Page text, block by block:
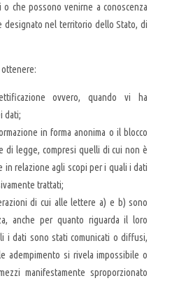
o che possono venirne a conoscenza
designato nel territorio dello Stato, di
ottenere:
ovvero, quando vi ha
dati;
in forma anonima o il blocco
di legge, compresi quelli di cui non è
in relazione agli scopi per i quali i dati
trattati;
di cui alle lettere a) e b) sono
anche per quanto riguarda il loro
i dati sono stati comunicati o diffusi,
adempimento si rivela impossibile o
manifestamente sproporzionato